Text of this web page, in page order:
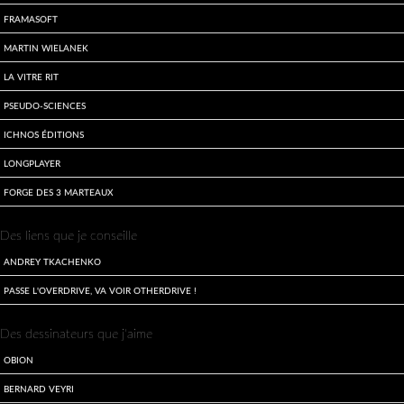
Framasoft
Martin Wielanek
La Vitre Rit
Pseudo-sciences
Ichnos Éditions
LongPlayer
Forge des 3 Marteaux
Des liens que je conseille
Andrey Tkachenko
Passe l'overdrive, va voir otherdrive !
Des dessinateurs que j'aime
Obion
Bernard Veyri